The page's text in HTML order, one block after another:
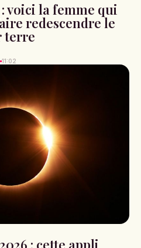
voici la femme qui
redescendre le
terre
11:02